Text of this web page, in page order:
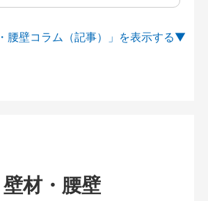
腰壁コラム（記事）」を
壁材・腰壁